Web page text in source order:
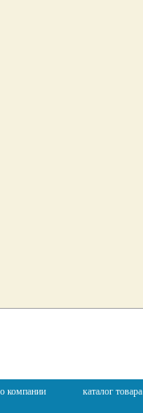
о компании каталог товара